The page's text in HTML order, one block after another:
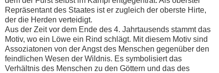
Repräsentant des Staates ist er zugleich der oberste Hirte,
der die Herden verteidigt.
Aus der Zeit vor dem Ende des 4. Jahrtausends stammt das
Motiv, wo ein Löwe ein Rind schlägt. Mit diesem Motiv sind
Assoziatonen von der Angst des Menschen gegenüber den
feindlichen Wesen der Wildnis. Es symbolisiert das
Verhältnis des Menschen zu den Göttern und das des